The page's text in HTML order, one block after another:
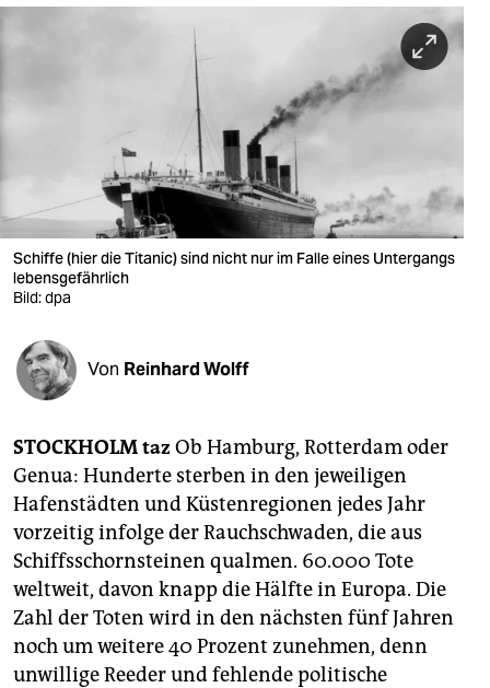
sport
verlag
verlag
veranstaltungen
shop
fragen & hilfe
abo
genossenschaft
epaper login
Schiffe (hier die Titanic) sind nicht nur im Falle eines Untergangs
lebensgefährlich
Bild: dpa
Von Reinhard Wolff
STOCKHOLM taz Ob Hamburg, Rotterdam oder
Genua: Hunderte sterben in den jeweiligen
Hafenstädten und Küstenregionen jedes Jahr
vorzeitig infolge der Rauchschwaden, die aus
Schiffsschornsteinen qualmen. 60.000 Tote
weltweit, davon knapp die Hälfte in Europa. Die
Zahl der Toten wird in den nächsten fünf Jahren
noch um weitere 40 Prozent zunehmen, denn
unwillige Reeder und fehlende politische